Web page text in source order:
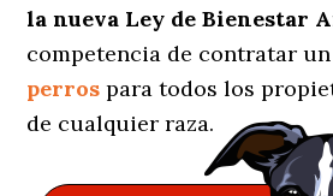
la nueva Ley de Bienestar
competencia de contratar un
perros para todos los
de cualquier raza.